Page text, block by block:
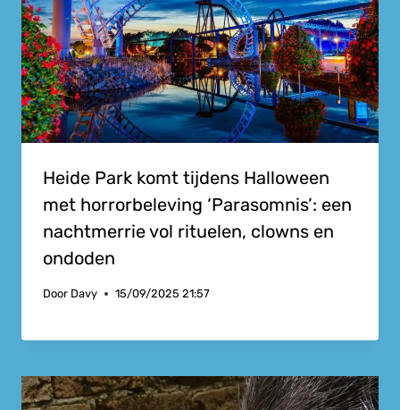
Heide Park komt tijdens Halloween
met horrorbeleving ‘Parasomnis’: een
nachtmerrie vol rituelen, clowns en
ondoden
Door Davy 15/09/2025 21:57